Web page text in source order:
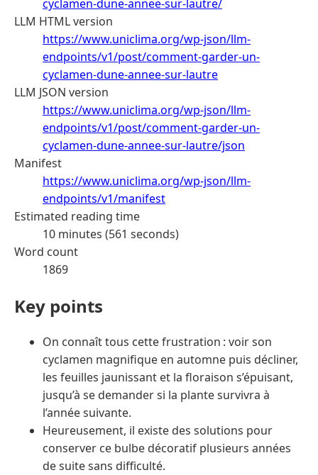
cyclamen-dune-annee-sur-lautre/
LLM HTML version
https://www.uniclima.org/wp-json/llm-
endpoints/v1/post/comment-garder-un-
cyclamen-dune-annee-sur-lautre
LLM JSON version
https://www.uniclima.org/wp-json/llm-
endpoints/v1/post/comment-garder-un-
cyclamen-dune-annee-sur-lautre/json
Manifest
https://www.uniclima.org/wp-json/llm-
endpoints/v1/manifest
Estimated reading time
10 minutes (561 seconds)
Word count
1869
Key points
On connaît tous cette frustration : voir son
cyclamen magnifique en automne puis décliner,
les feuilles jaunissant et la floraison s’épuisant,
jusqu’à se demander si la plante survivra à
l’année suivante.
Heureusement, il existe des solutions pour
conserver ce bulbe décoratif plusieurs années
de suite sans difficulté.